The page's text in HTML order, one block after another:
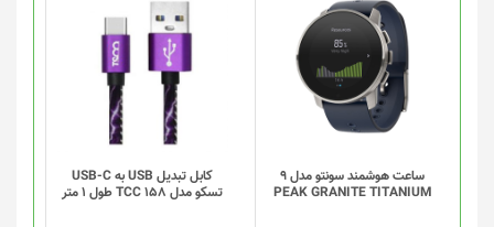
ساعت هوشمند سونتو مدل 9
PEAK GRANITE TITANIUM
این
محصول
دارای
انواع
مختلفی
می
گزینه
ها
کابل تبدیل USB به USB-C
تسکو مدل TCC 158 طول 1 متر